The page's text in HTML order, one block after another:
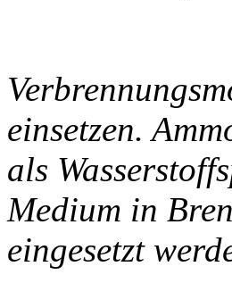
einsetzen.
als
Medium in
eingesetzt